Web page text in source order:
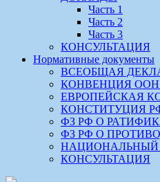
Часть 1
Часть 2
Часть 3
КОНСУЛЬТАЦИЯ
Нормативные документы
ВСЕОБЩАЯ
КОНВЕНЦИЯ
ЕВРОПЕЙСКАЯ
КОНСТИТУЦИЯ
ФЗ РФ О
ФЗ РФ О
НАЦИОНАЛЬНЫЙ
КОНСУЛЬТАЦИЯ